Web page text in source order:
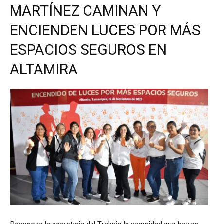
MARTÍNEZ CAMINAN Y
ENCIENDEN LUCES POR MÁS
ESPACIOS SEGUROS EN
ALTAMIRA